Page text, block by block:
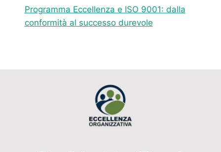
Programma Eccellenza e ISO 9001: dalla
conformità al successo durevole